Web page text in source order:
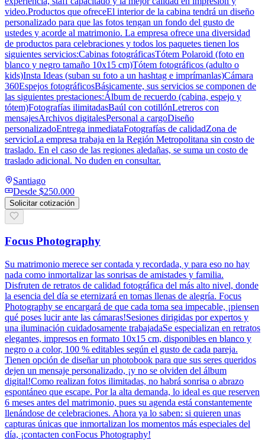
video.Productos que ofreceEl interior de la cabina tendrá un diseño
personalizado para que las fotos tengan un fondo del gusto de
ustedes y acorde al matrimonio. La empresa ofrece una diversidad
de productos para celebraciones y todos los paquetes tienen los
siguientes servicios:Cabinas fotográficasTótem Polaroid (foto en
blanco y negro tamaño 10x15 cm)Tótem fotográficos (adulto o
kids)Insta Ideas (suban su foto a un hashtag e imprímanlas)Cámara
360Espejos fotográficosBásicamente, sus servicios se componen de
las siguientes prestaciones:Álbum de recuerdo (cabina, espejo y
tótem)Fotografías ilimitadasBaúl con cotillónLetreros con
mensajesArchivos digitalesPersonal a cargoDiseño
personalizadoEntrega inmediataFotografías de calidadZona de
servicioLa empresa trabaja en la Región Metropolitana sin costo de
traslado. En el caso de las regiones aledañas, se suma un costo de
traslado adicional. No duden en consultar.
Santiago
Desde $250.000
Solicitar cotización
Focus Photography
Su matrimonio merece ser contada y recordada, y para eso no hay
nada como inmortalizar las sonrisas de amistades y familia.
Disfruten de retratos de calidad fotográfica del más alto nivel, donde
la esencia del día se eternizará en tomas llenas de alegría. Focus
Photography se encargará de que cada toma sea impecable, ¡piensen
qué poses lucir ante las cámaras!Sesiones dirigidas por expertos y
una iluminación cuidadosamente trabajadaSe especializan en retratos
elegantes, impresos en formato 10x15 cm, disponibles en blanco y
negro o a color, 100 % editables según el gusto de cada pareja.
Tienen opción de diseñar un photobook para que sus seres queridos
dejen un mensaje personalizado, ¡y no se olviden del álbum
digital!Como realizan fotos ilimitadas, no habrá sonrisa o abrazo
espontáneo que escape. Por la alta demanda, lo ideal es que reserven
6 meses antes del matrimonio, pues su agenda está constantemente
llenándose de celebraciones. Ahora ya lo saben: si quieren unas
capturas únicas que inmortalizan los momentos más especiales del
día, ¡contacten conFocus Photography!